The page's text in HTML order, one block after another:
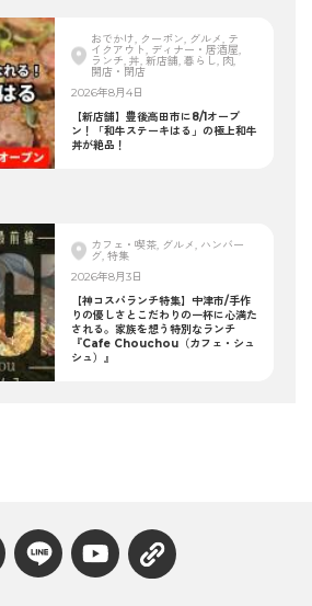
おでかけ, クーポン, グルメ, テ
イクアウト, ディナー・居酒屋,
ランチ, 丼, 新店舗, 暮らし, 肉,
開店・閉店
2026年8月4日
【新店舗】豊後高田市に8/1オープ
ン！「和牛ステーキはる」の極上和牛
丼が絶品！
カフェ・喫茶, グルメ, ハンバー
グ, 特集
2026年8月3日
【神コスパランチ特集】中津市/手作
りの優しさとこだわりの一杯に心満た
される。家族を想う特別なランチ
『Cafe Chouchou（カフェ・シュ
シュ）』